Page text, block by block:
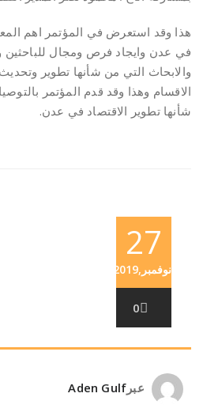
هذا وقد استعرض في المؤتمر اهم
في عدن وايجاد فرص ومجال للباحثين
والابحاث التي من شأنها تطوير
الاقسام وهذا وقد قدم المؤتمر
شأنها تطوير الاقتصاد في عدن.
27
نوفمبر,2019
0
عبر Aden Gulf